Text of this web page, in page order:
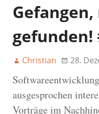
gefunden!
Christian 28.
ausgesprochen
Vorträge im